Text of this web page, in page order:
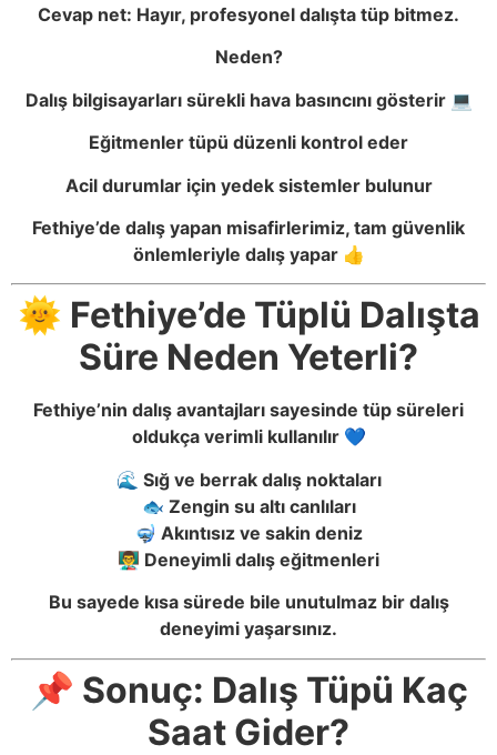
Cevap net: Hayır, profesyonel dalışta tüp bitmez.
Neden?
Dalış bilgisayarları sürekli hava basıncını gösterir 💻
Eğitmenler tüpü düzenli kontrol eder
Acil durumlar için yedek sistemler bulunur
Fethiye’de dalış yapan misafirlerimiz, tam güvenlik
önlemleriyle dalış yapar 👍
🌞 Fethiye’de Tüplü Dalışta
Süre Neden Yeterli?
Fethiye’nin dalış avantajları sayesinde tüp süreleri
oldukça verimli kullanılır 💙
🌊 Sığ ve berrak dalış noktaları
🐟 Zengin su altı canlıları
🤿 Akıntısız ve sakin deniz
👨‍🏫 Deneyimli dalış eğitmenleri
Bu sayede kısa sürede bile unutulmaz bir dalış
deneyimi yaşarsınız.
📌 Sonuç: Dalış Tüpü Kaç
Saat Gider?